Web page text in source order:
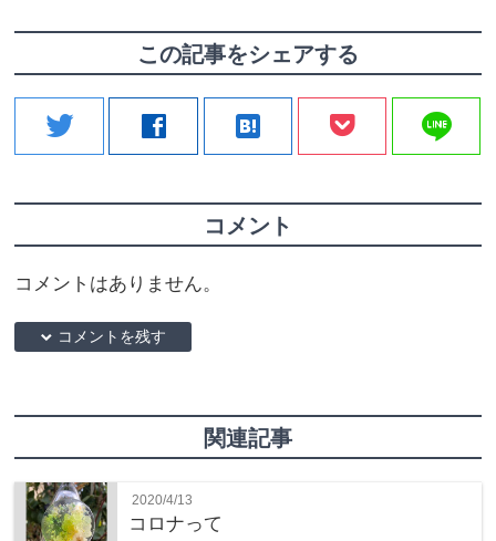
この記事をシェアする
twitter facebook hatenabookmark line
コメント
コメントはありません。
down コメントを残す
関連記事
2020/4/13
コロナって